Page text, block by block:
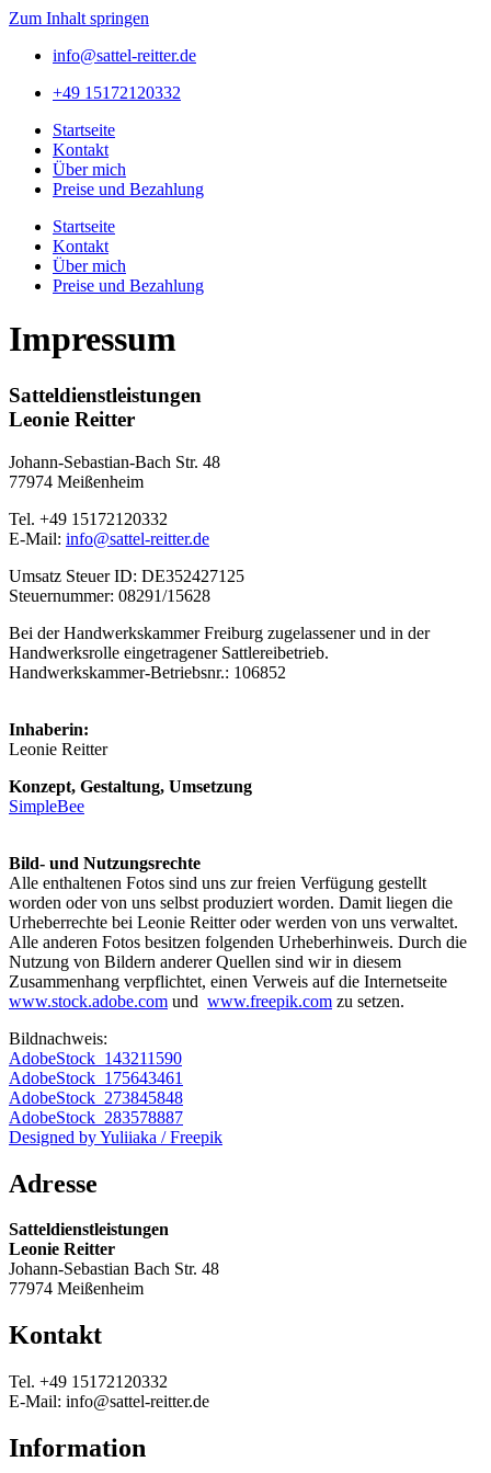
Zum Inhalt springen
info@sattel-reitter.de
+49 15172120332
Startseite
Kontakt
Über mich
Preise und Bezahlung
Startseite
Kontakt
Über mich
Preise und Bezahlung
Impressum
Satteldienstleistungen
Leonie Reitter
Johann-Sebastian-Bach Str. 48
77974 Meißenheim
Tel. +49 15172120332
E-Mail: info@sattel-reitter.de
Umsatz Steuer ID: DE352427125
Steuernummer: 08291/15628
Bei der Handwerkskammer Freiburg zugelassener und in der
Handwerksrolle eingetragener Sattlereibetrieb.
Handwerkskammer-Betriebsnr.: 106852
Inhaberin:
Leonie Reitter
Konzept, Gestaltung, Umsetzung
SimpleBee
Bild- und Nutzungsrechte
Alle enthaltenen Fotos sind uns zur freien Verfügung gestellt
worden oder von uns selbst produziert worden. Damit liegen die
Urheberrechte bei Leonie Reitter oder werden von uns verwaltet.
Alle anderen Fotos besitzen folgenden Urheberhinweis. Durch die
Nutzung von Bildern anderer Quellen sind wir in diesem
Zusammenhang verpflichtet, einen Verweis auf die Internetseite
www.stock.adobe.com und www.freepik.com zu setzen.
Bildnachweis:
AdobeStock_143211590
AdobeStock_175643461
AdobeStock_273845848
AdobeStock_283578887
Designed by Yuliiaka / Freepik
Adresse
Satteldienstleistungen
Leonie Reitter
Johann-Sebastian Bach Str. 48
77974 Meißenheim
Kontakt
Tel. +49 15172120332
E-Mail: info@sattel-reitter.de
Information